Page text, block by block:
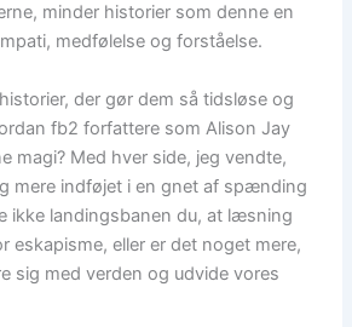
minder historier som denne en
medfølelse og forståelse.
der gør dem så tidsløse og
fb2 forfattere som Alison Jay
magi? Med hver side, jeg vendte,
mere indføjet i en gnet af spænding
ikke landingsbanen du, at læsning
eskapisme, eller er det noget mere,
sig med verden og udvide vores